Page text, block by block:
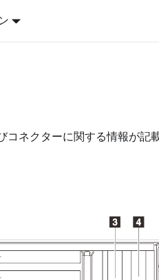
ネクターに関する情報が記